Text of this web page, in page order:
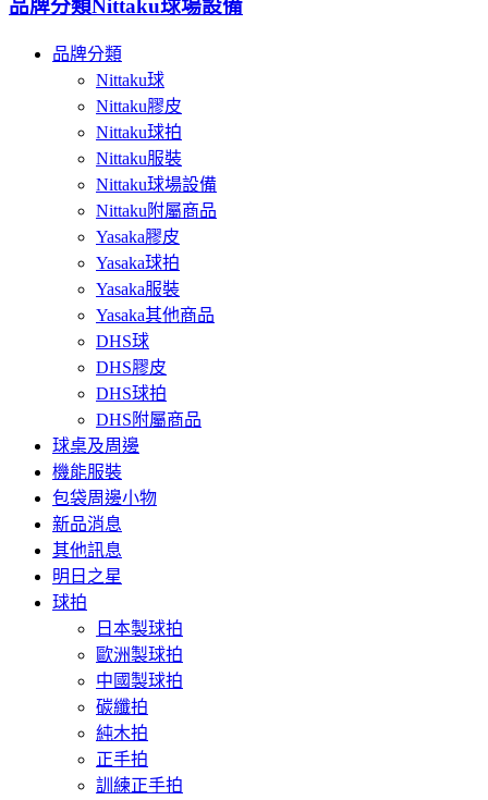
品牌分類Nittaku球場設備
品牌分類
Nittaku球
Nittaku膠皮
Nittaku球拍
Nittaku服裝
Nittaku球場設備
Nittaku附屬商品
Yasaka膠皮
Yasaka球拍
Yasaka服裝
Yasaka其他商品
DHS球
DHS膠皮
DHS球拍
DHS附屬商品
球桌及周邊
機能服裝
包袋周邊小物
新品消息
其他訊息
明日之星
球拍
日本製球拍
歐洲製球拍
中國製球拍
碳纖拍
純木拍
正手拍
訓練正手拍